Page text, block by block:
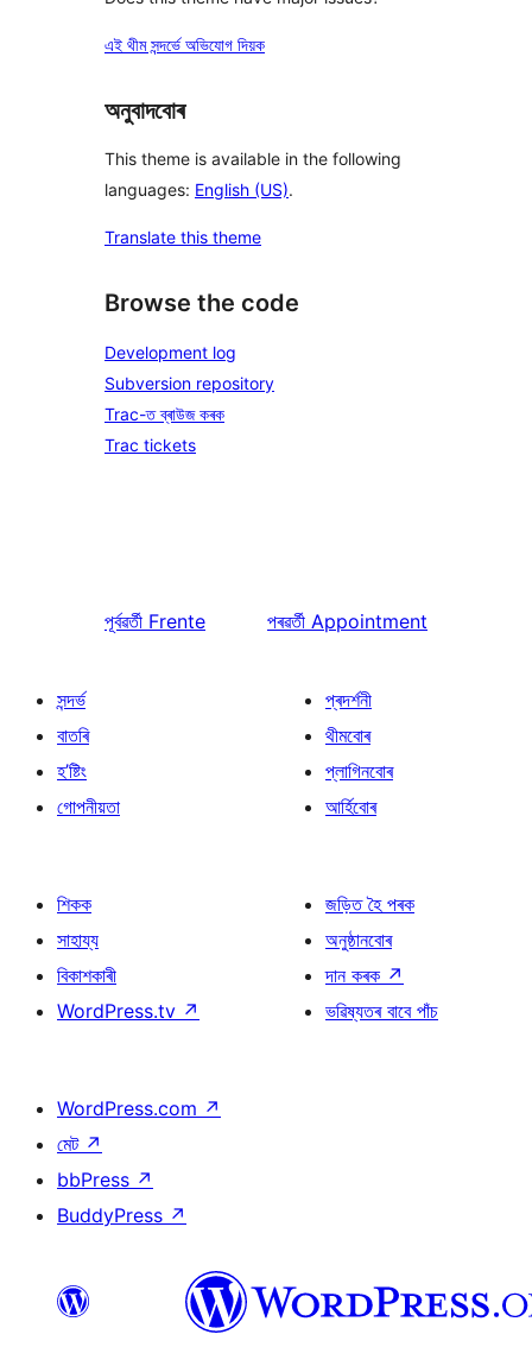
এই থীম সন্দৰ্ভে অভিযোগ দিয়ক
অনুবাদবোৰ
This theme is available in the following
languages: English (US).
Translate this theme
Browse the code
Development log
Subversion repository
Trac-ত ব্ৰাউজ কৰক
Trac tickets
পূৰ্বৱৰ্তী Frente পৰৱৰ্তী Appointment
সন্দৰ্ভ
বাতৰি
হ’ষ্টিং
গোপনীয়তা
প্ৰদৰ্শনী
থীমবোৰ
প্লাগিনবোৰ
আৰ্হিবোৰ
শিকক
সাহায্য
বিকাশকাৰী
WordPress.tv ↗
জড়িত হৈ পৰক
অনুষ্ঠানবোৰ
দান কৰক ↗
ভৱিষ্যতৰ বাবে পাঁচ
WordPress.com ↗
মেট ↗
bbPress ↗
BuddyPress ↗